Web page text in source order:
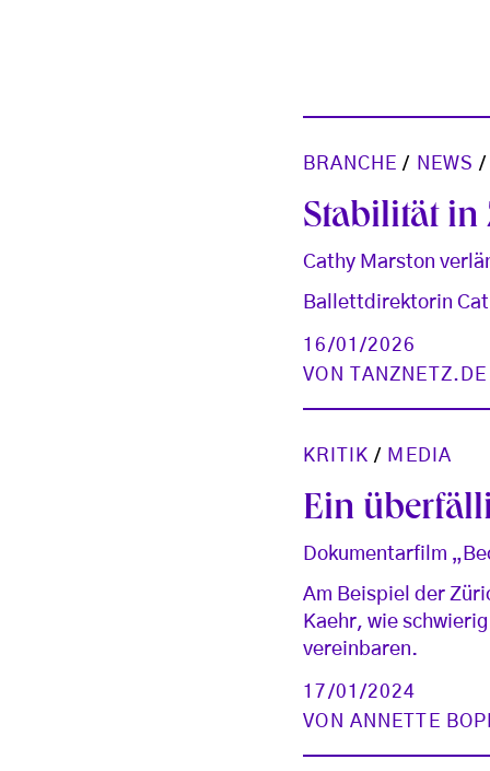
BRANCHE / NEWS
Stabilität in
Cathy Marston
Ballettdirektorin
16/01/2026
VON
KRITIK / MEDIA
Ein
Dokumentarfilm
Am Beispiel der
Kaehr, wie
vereinbaren.
17/01/2024
VON ANNETTE